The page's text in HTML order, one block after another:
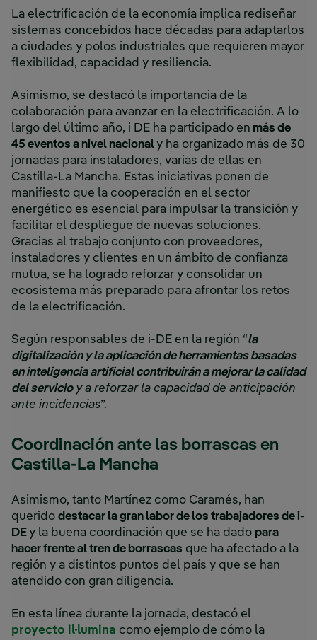
La electrificación de la economía implica rediseñar
sistemas concebidos hace décadas para adaptarlos
a ciudades y polos industriales que requieren mayor
flexibilidad, capacidad y resiliencia.
Asimismo, se destacó la importancia de la
colaboración para avanzar en la electrificación. A lo
largo del último año, i DE ha participado en más de
45 eventos a nivel nacionaly ha organizado más de 30
jornadas para instaladores, varias de ellas en
Castilla-La Mancha. Estas iniciativas ponen de
manifiesto que la cooperación en el sector
energético es esencial para impulsar la transición y
facilitar el despliegue de nuevas soluciones.
Gracias al trabajo conjunto con proveedores,
instaladores y clientes en un ámbito de confianza
mutua, se ha logrado reforzar y consolidar un
ecosistema más preparado para afrontar los retos
de la electrificación.
Según responsables de i-DE en la región “la
digitalización y la aplicación de herramientas basadas
en inteligencia artificial contribuirán a mejorar la calidad
del servicioy a reforzar la capacidad de anticipación
ante incidencias”.
Coordinación ante las borrascas en
Castilla-La Mancha
Asimismo, tanto Martínez como Caramés, han
querido destacar la gran labor de los trabajadores de i-
DEy la buena coordinación que se ha dado para
hacer frente al tren de borrascas que ha afectado a la
región y a distintos puntos del país y que se han
atendido con gran diligencia.
En esta línea durante la jornada, destacó el
proyecto il·lumina como ejemplo de cómo la